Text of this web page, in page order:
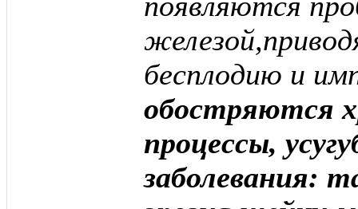
бесплодию и
обостряются
процессы,
заболевания: